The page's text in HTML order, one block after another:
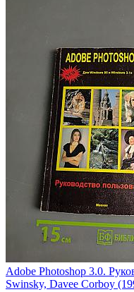
Adobe Photoshop 3.0.
Swinsky, Davee Corboy